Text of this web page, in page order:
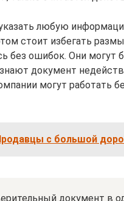
любую
стоит избегать
без ошибок. Они могут
документ
могут работать
с большой
документ в